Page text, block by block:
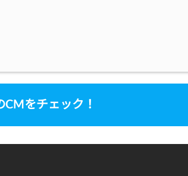
をチェック！